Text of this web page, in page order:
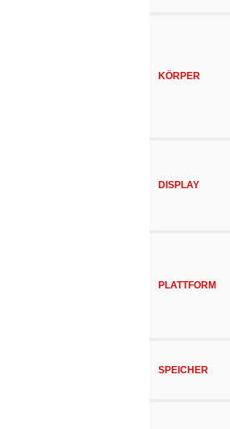
KÖRPER
DISPLAY
PLATTFORM
SPEICHER